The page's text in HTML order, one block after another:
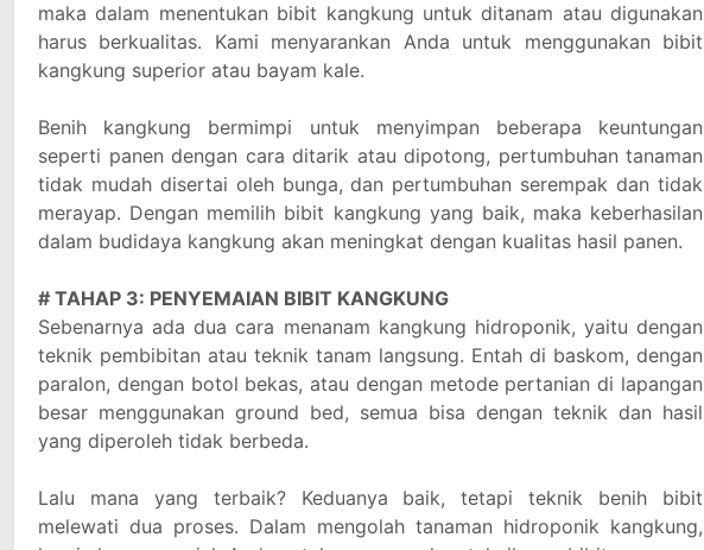
maka dalam menentukan bibit kangkung untuk ditanam atau digunakan
harus berkualitas. Kami menyarankan Anda untuk menggunakan bibit
kangkung superior atau bayam kale.
Benih kangkung bermimpi untuk menyimpan beberapa keuntungan
seperti panen dengan cara ditarik atau dipotong, pertumbuhan tanaman
tidak mudah disertai oleh bunga, dan pertumbuhan serempak dan tidak
merayap. Dengan memilih bibit kangkung yang baik, maka keberhasilan
dalam budidaya kangkung akan meningkat dengan kualitas hasil panen.
# TAHAP 3: PENYEMAIAN BIBIT KANGKUNG
Sebenarnya ada dua cara menanam kangkung hidroponik, yaitu dengan
teknik pembibitan atau teknik tanam langsung. Entah di baskom, dengan
paralon, dengan botol bekas, atau dengan metode pertanian di lapangan
besar menggunakan ground bed, semua bisa dengan teknik dan hasil
yang diperoleh tidak berbeda.
Lalu mana yang terbaik? Keduanya baik, tetapi teknik benih bibit
melewati dua proses. Dalam mengolah tanaman hidroponik kangkung,